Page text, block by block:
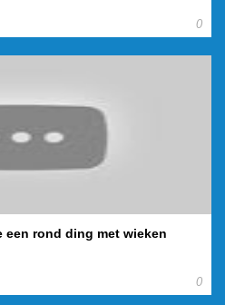
0
een rond ding met wieken
0